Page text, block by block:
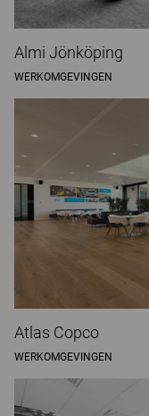
Almi Jönköping
WERKOMGEVINGEN
Atlas Copco
WERKOMGEVINGEN